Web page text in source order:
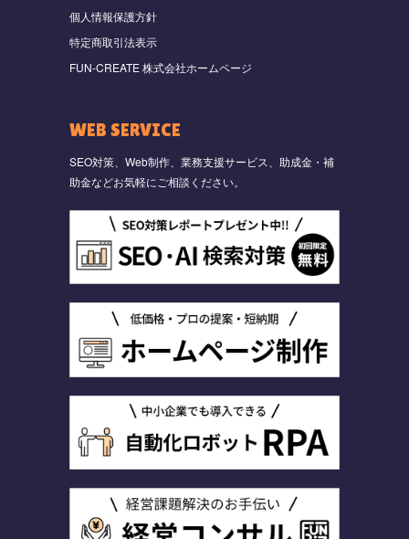
個人情報保護方針
特定商取引法表示
FUN-CREATE 株式会社ホームページ
WEB SERVICE
SEO対策、Web制作、業務支援サービス、助成金・補
助金などお気軽にご相談ください。